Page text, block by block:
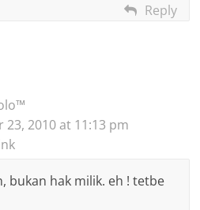
Reply
23, 2010 at 11:13 pm
bukan hak milik. eh ! tetbe